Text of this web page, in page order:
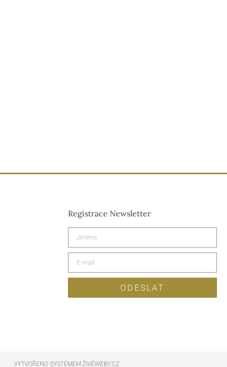
Registrace Newsletter
ODESLAT
VYTVOŘENO SYSTÉMEM ŽIVÉWEBY.CZ